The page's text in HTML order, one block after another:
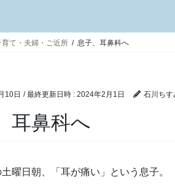
育て・夫婦・ご近所 息子、耳鼻科へ
10日 / 最終更新日時 : 2024年2月1日 石川ちす
耳鼻科へ
曜日朝、「耳が痛い」という息子。